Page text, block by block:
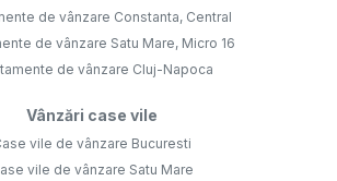
de vânzare Constanta, Central
de vânzare Satu Mare, Micro 16
de vânzare Cluj-Napoca
Vânzări case vile
vile de vânzare Bucuresti
vile de vânzare Satu Mare